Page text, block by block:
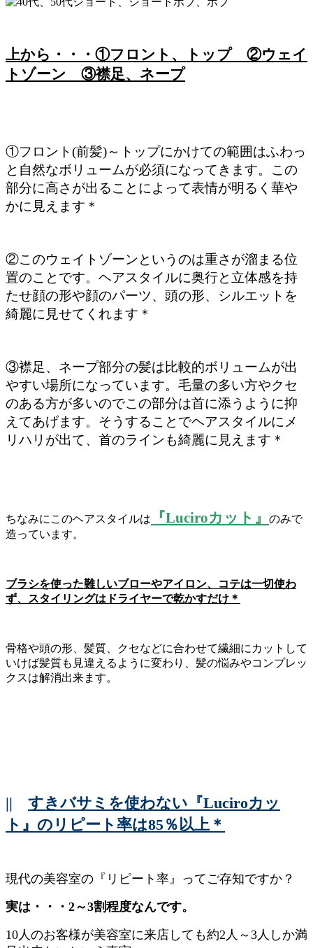
上から・・・①フロント、トップ ②ウェイ
トゾーン ③襟足、ネープ
①フロント(前髪)～トップにかけての範囲はふわっ
と自然なボリュームが必須になってきます。この
部分に高さが出ることによって表情が明るく華や
かに見えます＊
②このウェイトゾーンというのは重さが溜まる位
置のことです。ヘアスタイルに奥行と立体感を持
たせ顔の形や顔のパーツ、頭の形、シルエットを
綺麗に見せてくれます＊
③襟足、ネープ部分の髪は比較的ボリュームが出
やすい場所になっています。毛量の多い方やクセ
のある方が多いのでこの部分は首に添うように抑
えてあげます。そうすることでヘアスタイルにメ
リハリが出て、首のラインも綺麗に見えます＊
ちなみにこのヘアスタイルは 『Luciroカット』
のみで
造っています。
ブラシを使った難しいブローやアイロン、コテは一切使わ
ず、スタイリングはドライヤーで乾かすだけ＊
骨格や頭の形、髪質、クセなどに合わせて繊細にカットして
いけば髪質も見違えるように変わり、髪の悩みやコンプレッ
クスは解消出来ます。
|| すきバサミを使わない『Luciroカッ
ト』のリピート率は85％以上＊
現代の美容室の『リピート率』ってご存知ですか？
実は・・・2～3割程度なんです。
10人のお客様が美容室に来店しても約2人～3人しか満